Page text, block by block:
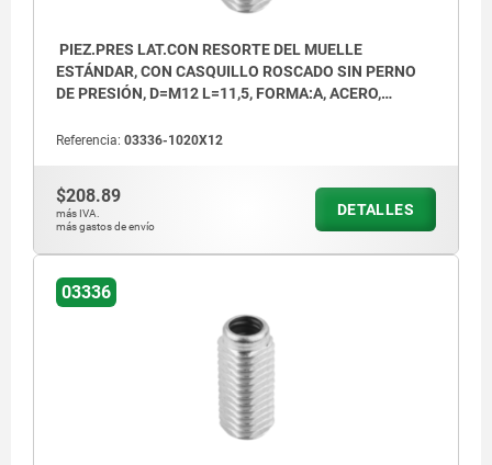
PIEZ.PRES LAT.CON RESORTE DEL MUELLE
ESTÁNDAR, CON CASQUILLO ROSCADO SIN PERNO
DE PRESIÓN, D=M12 L=11,5, FORMA:A, ACERO,
Referencia: 03336-1020X12
$208.89
más IVA.
más gastos de envío
DETALLES
03336